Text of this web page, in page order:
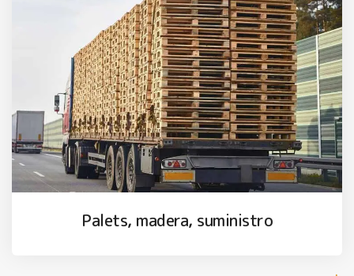
Palets, madera, suministro